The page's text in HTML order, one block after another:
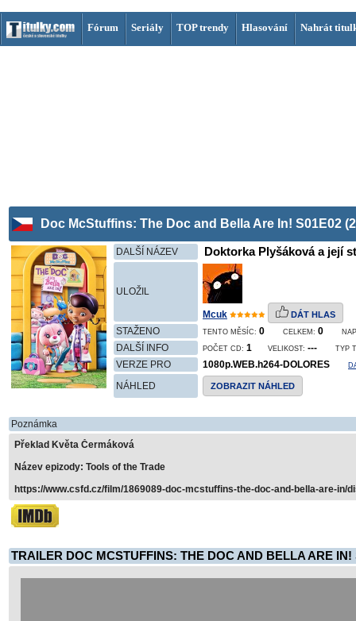
Fórum Seriály TOP trendy Hlasování Nahrát
Doc McStuffins: The Doc and Bella Are In! S01E02
DALŠÍ NÁZEV Doktorka Plyšáková a její
ULOŽIL
Mcuk DÁT HLAS
STAŽENO TENTO MĚSÍC: 0 CELKEM: 0
DALŠÍ INFO POČET CD: 1 VELIKOST: --- TYP
VERZE PRO 1080p.WEB.h264-DOLORES
NÁHLED ZOBRAZIT NÁHLED
Poznámka
Překlad Květa Čermáková
Název epizody: Tools of the Trade
https://www.csfd.cz/film/1869089-doc-mcstuffins-the-doc-and-bella-are-in/
TRAILER DOC MCSTUFFINS: THE DOC AND BELLA ARE IN!